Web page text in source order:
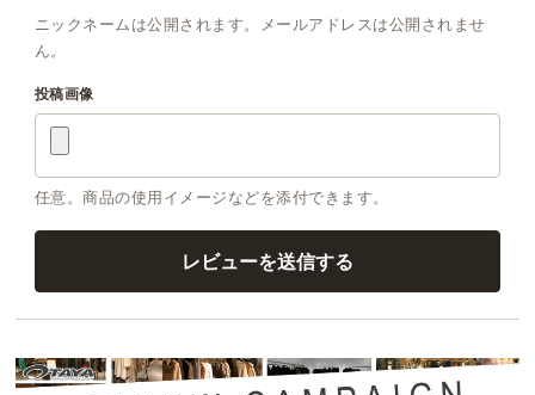
ニックネームは公開されます。メールアドレスは公開されませ
ん。
投稿画像
任意。商品の使用イメージなどを添付できます。